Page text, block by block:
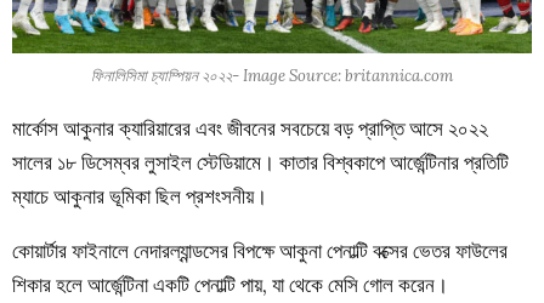
ফিনালিসিমা চ্যাম্পিয়ন ২০২২- Image Source: britannica.com
মার্কোস আকুনার ক্যারিয়ারের এবং জীবনের সবচেয়ে বড় প্রাপ্তি আসে ২০২২
সালের ১৮ ডিসেম্বর লুসাইল স্টেডিয়ামে। কাতার বিশ্বকাপে আর্জেন্টিনার প্রতিটি
ম্যাচে আকুনার ভূমিকা ছিল প্রশংসনীয়।
কোয়ার্টার ফাইনালে নেদারল্যান্ডসের বিপক্ষে আকুনা পেনাল্টি বক্সের ভেতর ফাউলের
শিকার হলে আর্জেন্টিনা একটি পেনাল্টি পায়, যা থেকে মেসি গোল করেন।